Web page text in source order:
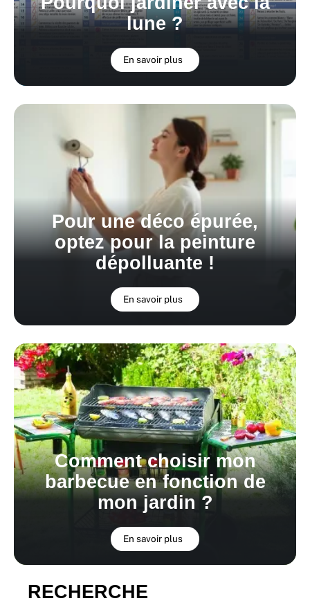
lune ?
En savoir plus
Pour une déco épurée,
optez pour la peinture
dépolluante !
En savoir plus
Comment choisir mon
barbecue en fonction de
mon jardin ?
En savoir plus
RECHERCHE